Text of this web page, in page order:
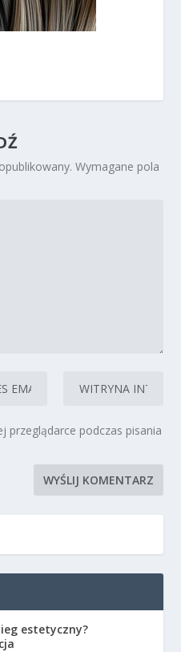
Wymagane pola
przeglądarce podczas pisania
estetyczny?